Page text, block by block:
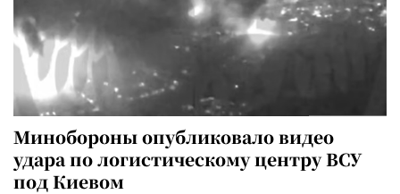
Минобороны опубликовало видео
удара по логистическому центру ВСУ
под Киевом